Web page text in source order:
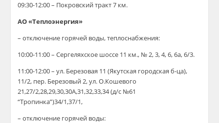
09:30-12:00 – Покровский тракт 7 км.
АО «Теплоэнергия»
– отключение горячей воды, теплоснабжения:
10:00-11:00 – Сергеляхское шоссе 11 км., № 2, 3, 4, 6, 6а, 6/3.
11:00-12:00 – ул. Березовая 11 (Якутская городская б-ца),
11/2, пер. Березовый 2, ул. О.Кошевого
21,27/2,28,29,30,30А,31,32,33,34 (д/с №61
“Тропинка”)34/1,37/1,
– отключение горячей воды: